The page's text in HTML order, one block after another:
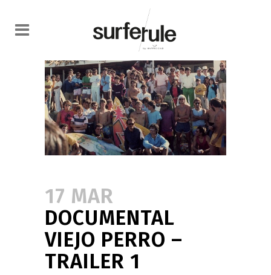
17 MAR
DOCUMENTAL
VIEJO PERRO –
TRAILER 1